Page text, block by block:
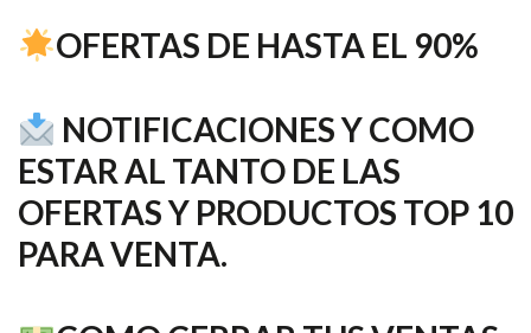
OFERTAS DE HASTA EL 90%
NOTIFICACIONES Y COMO
ESTAR AL TANTO DE LAS
OFERTAS Y PRODUCTOS TOP 10
PARA VENTA.